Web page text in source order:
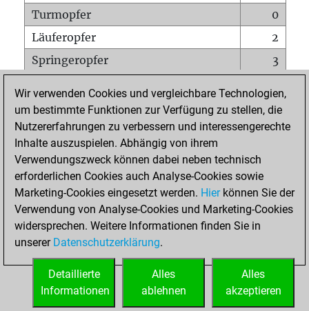
Turmopfer
0
Läuferopfer
2
Springeropfer
3
Matt auf vollem Brett
0
Bauer setzt Matt
0
Erstickte Matts
Unterverwandlungen
Türme auf der siebten
0
STARTSEITE
Wir verwenden Cookies und vergleichbare Technologien,
um bestimmte Funktionen zur Verfügung zu stellen, die
Nutzererfahrungen zu verbessern und interessengerechte
Inhalte auszuspielen. Abhängig von ihrem
Verwendungszweck können dabei neben technisch
erforderlichen Cookies auch Analyse-Cookies sowie
Marketing-Cookies eingesetzt werden. Hierkönnen Sie der
Verwendung von Analyse-Cookies und Marketing-Cookies
widersprechen. Weitere Informationen finden Sie in
unserer Datenschutzerklärung.
Alles
akzeptieren
Alles
ablehnen
Detaillierte
Informationen